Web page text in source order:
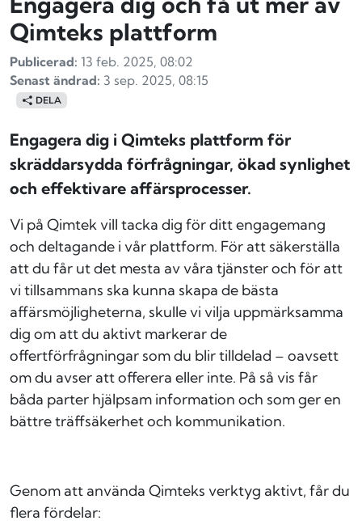
Qimteks plattform
Publicerad: 13 feb. 2025, 08:02
Senast ändrad: 3 sep. 2025, 08:15
DELA
Engagera dig i Qimteks plattform för
skräddarsydda förfrågningar, ökad synlighet
och effektivare affärsprocesser.
Vi på Qimtek vill tacka dig för ditt engagemang
och deltagande i vår plattform. För att säkerställa
att du får ut det mesta av våra tjänster och för att
vi tillsammans ska kunna skapa de bästa
affärsmöjligheterna, skulle vi vilja uppmärksamma
dig om att du aktivt markerar de
offertförfrågningar som du blir tilldelad – oavsett
om du avser att offerera eller inte. På så vis får
båda parter hjälpsam information och som ger en
bättre träffsäkerhet och kommunikation.
Genom att använda Qimteks verktyg aktivt, får du
flera fördelar: